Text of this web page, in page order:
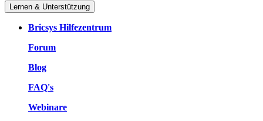
Lernen & Unterstützung
Bricsys Hilfezentrum
Forum
Blog
FAQ's
Webinare